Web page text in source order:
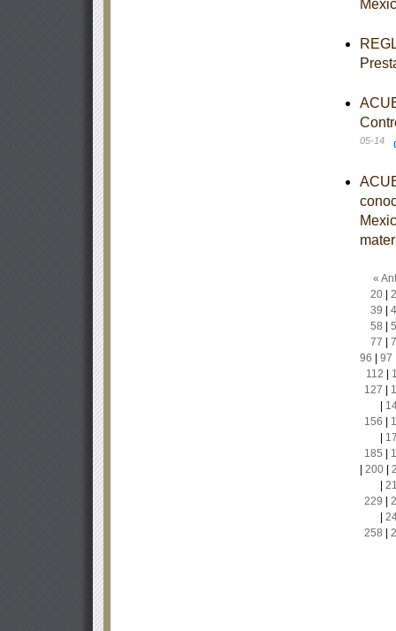
05-14
«
20|
39
58
77
96
97
112
127
156
185
200|
229
258